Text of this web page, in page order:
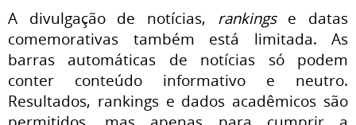
A divulgação de notícias, rankingse datas
comemorativas também está limitada. As
barras automáticas de notícias só podem
conter conteúdo informativo e neutro.
Resultados, rankings e dados acadêmicos são